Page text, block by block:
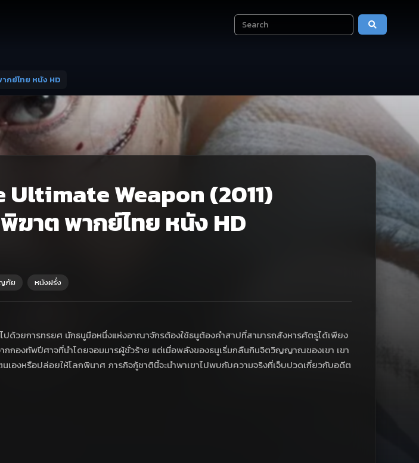
กย์ไทย หนัง HD
Ultimate Weapon (2011)
ฆาต พากย์ไทย หนัง HD
ภัย หนังฝรั่ง
ปด้วยการทรยศ นักธนูมือหนึ่งแห่งอาณาจักรต้องใช้ธนูต้องคำสาปที่สามารถสังหารศัตรูได้เพียง
กกองทัพปีศาจที่นำโดยจอมมารผู้ชั่วร้าย แต่เมื่อพลังของธนูเริ่มกลืนกินจิตวิญญาณของเขา เขา
นเองหรือปล่อยให้โลกพินาศ ภารกิจกู้ชาตินี้จะนำพาเขาไปพบกับความจริงที่เจ็บปวดเกี่ยวกับอดีต